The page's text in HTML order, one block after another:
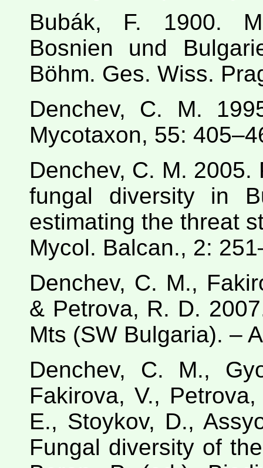
Bubák, F. 1900.
Bosnien und
Böhm. Ges. Wiss.
Denchev, C. M.
Mycotaxon, 55:
Denchev, C. M.
fungal diversity in
estimating the threat
Mycol. Balcan., 2:
Denchev, C. M.,
& Petrova, R. D.
Mts (SW Bulgaria). –
Denchev, C. M.,
Fakirova, V.,
E., Stoykov, D.,
Fungal diversity of